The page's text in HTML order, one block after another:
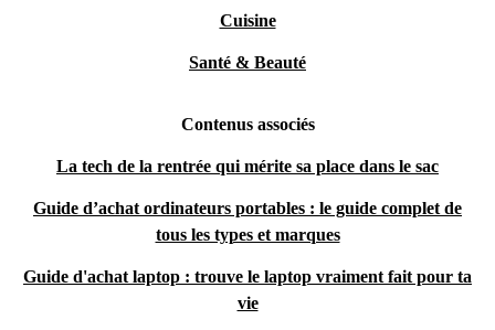
Cuisine
Santé & Beauté
Contenus associés
La tech de la rentrée qui mérite sa place dans le sac
Guide d’achat ordinateurs portables : le guide complet de
tous les types et marques
Guide d'achat laptop : trouve le laptop vraiment fait pour ta
vie